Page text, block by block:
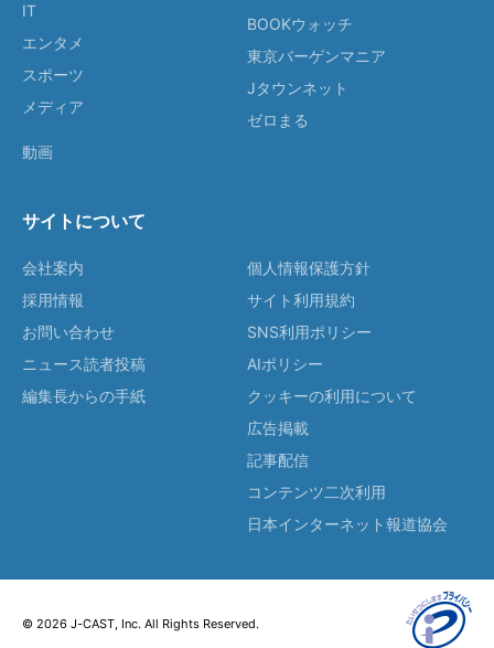
IT
エンタメ
スポーツ
メディア
動画
BOOKウォッチ
東京バーゲンマニア
Jタウンネット
ゼロまる
サイトについて
会社案内
採用情報
お問い合わせ
ニュース読者投稿
編集長からの手紙
個人情報保護方針
サイト利用規約
SNS利用ポリシー
AIポリシー
クッキーの利用について
広告掲載
記事配信
コンテンツ二次利用
日本インターネット報道協会
© 2026 J-CAST, Inc. All Rights Reserved.